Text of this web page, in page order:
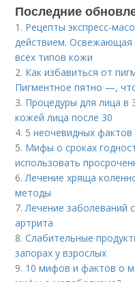
Последние
1. Рецепты экспресс-
действием. Освежающая
всех типов кожи
2. Как избавиться от
Пигментное пятно —,
3. Процедуры для лица в
кожей лица после 30
4. 5 неочевидных
5. Мифы о сроках
использовать
6.Лечение хряща
методы
7.Лечение заболеваний
артрита
8.Слабительные
запорах у взрослых
9. 10 мифов и фактов о